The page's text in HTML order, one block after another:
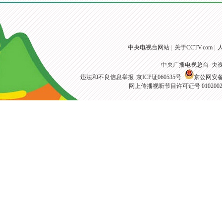
团访港出席欢迎酒会
举行 众健儿参会
[高清组图]美国女子体操队参
[高清组图]中国田径队里约归
中央电视台网站 关于CCTV.com
中央广播电视总台 央
违法和不良信息举报 京ICP证060535号
京公网安
网上传播视听节目许可证号